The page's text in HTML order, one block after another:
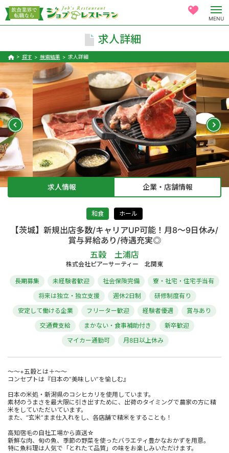
MENU
求人詳細
探す 検索結果 求人詳細
求人情報 企業・店舗情報
和食 ホール
【茨城】新規出店多数/キャリアUP可能！月8～9日休み/
賞与昇給あり/待遇充実◎
五穀 土浦店
株式会社ピアーサーティー 北関東
長期募集 未経験者歓迎 社会保険完備
寮・社宅・住宅手当有
将来は独立・独立支援
週休2日制
研修制度有り
安定して働ける企業
フリーター歓迎 経験者優遇
賞与あり
交通費支給
まかない・食事補助付き
新卒歓迎
マイカー通勤可
月8日以上休み
～～+五穀とは＋～～
コンセプトは『日本の“美味しい”を愉しむ』
日本の米処・新潟県のコシヒカリを使用しています。
素材のうまさを最大限に引き出すために、出荷のタイミングで農家の方に精
米をしていただいています。
また、“玄米”まま仕入れをし、各店舗で精米をすることも！
高知宿毛の自社工場から直送☆
新鮮な肉、旬の魚、季節の野菜を使ったバラエティ豊かなおかずを用意。
特に魚料理は人気で「とれたて品質」の味をお楽しみいただけます。